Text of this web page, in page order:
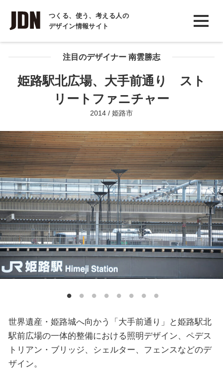
つくる、使う、考える人の
デザイン情報サイト
INTERVIEW
インタビュー
REPORT
COLUMN
注目のデザイナー 南雲勝志
姫路駅北広場、大手前通り スト
リートファニチャー
2014 / 姫路市
世界遺産・姫路城へ向かう「大手前通り」と姫路駅北
駅前広場の一体的整備における照明デザイン、ペデス
トリアン・ブリッジ、シェルター、フェンスなどのデ
ザイン。